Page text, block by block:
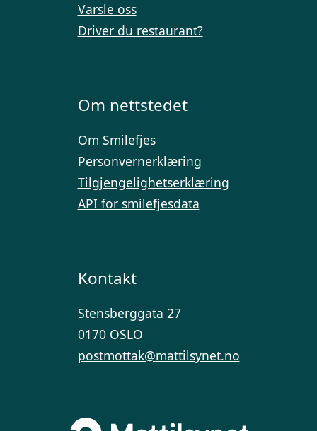
Varsle oss
Driver du restaurant?
Om nettstedet
Om Smilefjes
Personvernerklæring
Tilgjengelighetserklæring
API for smilefjesdata
Kontakt
Stensberggata 27
0170 OSLO
postmottak@mattilsynet.no